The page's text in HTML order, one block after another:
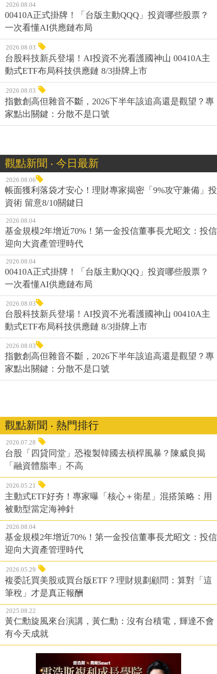
2026.08.04
00410A正式掛牌！「台版主動QQQ」投資哪些股票？
一次看懂AI供應鏈布局
2026.08.03
台股科技新兵登場！AI投資不光看護國神山 00410A主
動式ETF布局科技供應鏈 8/3掛牌上市
2026.08.03
指數創高但雜音不斷，2026下半年該追高還是觀望？專
家點出關鍵：分散不是口號
觀點新聞 ‧ 今日最新
2026.08.06
帳面獲利落袋才安心！理財專家揭密「9%攻守兼備」投
資術 留意8/10關鍵日
2026.08.04
基金規模2年增近70%！第一金投信董事長尤昭文：投信
迎向大資產管理時代
2026.08.04
00410A正式掛牌！「台版主動QQQ」投資哪些股票？
一次看懂AI供應鏈布局
2026.08.03
台股科技新兵登場！AI投資不光看護國神山 00410A主
動式ETF布局科技供應鏈 8/3掛牌上市
2026.08.03
指數創高但雜音不斷，2026下半年該追高還是觀望？專
家點出關鍵：分散不是口號
觀點新聞 ‧ 熱門排行
2026.07.28
台股「四貸同堂」恐複製韓國去槓桿風暴？陳威良揭
「融資體脂率」不高
2026.05.21
主動式ETF好夯！專家曝「核心＋衛星」混搭策略：用
被動型當定海神針
2026.08.04
基金規模2年增近70%！第一金投信董事長尤昭文：投信
迎向大資產管理時代
2026.05.29
複委託買美股或買台版ETF？理財規劃顧問：算對「這
筆稅」才是真正報酬
2025.08.22
黃仁勳旋風來台演講，黃仁勳：沒有台積電，輝達不會
有今天成就